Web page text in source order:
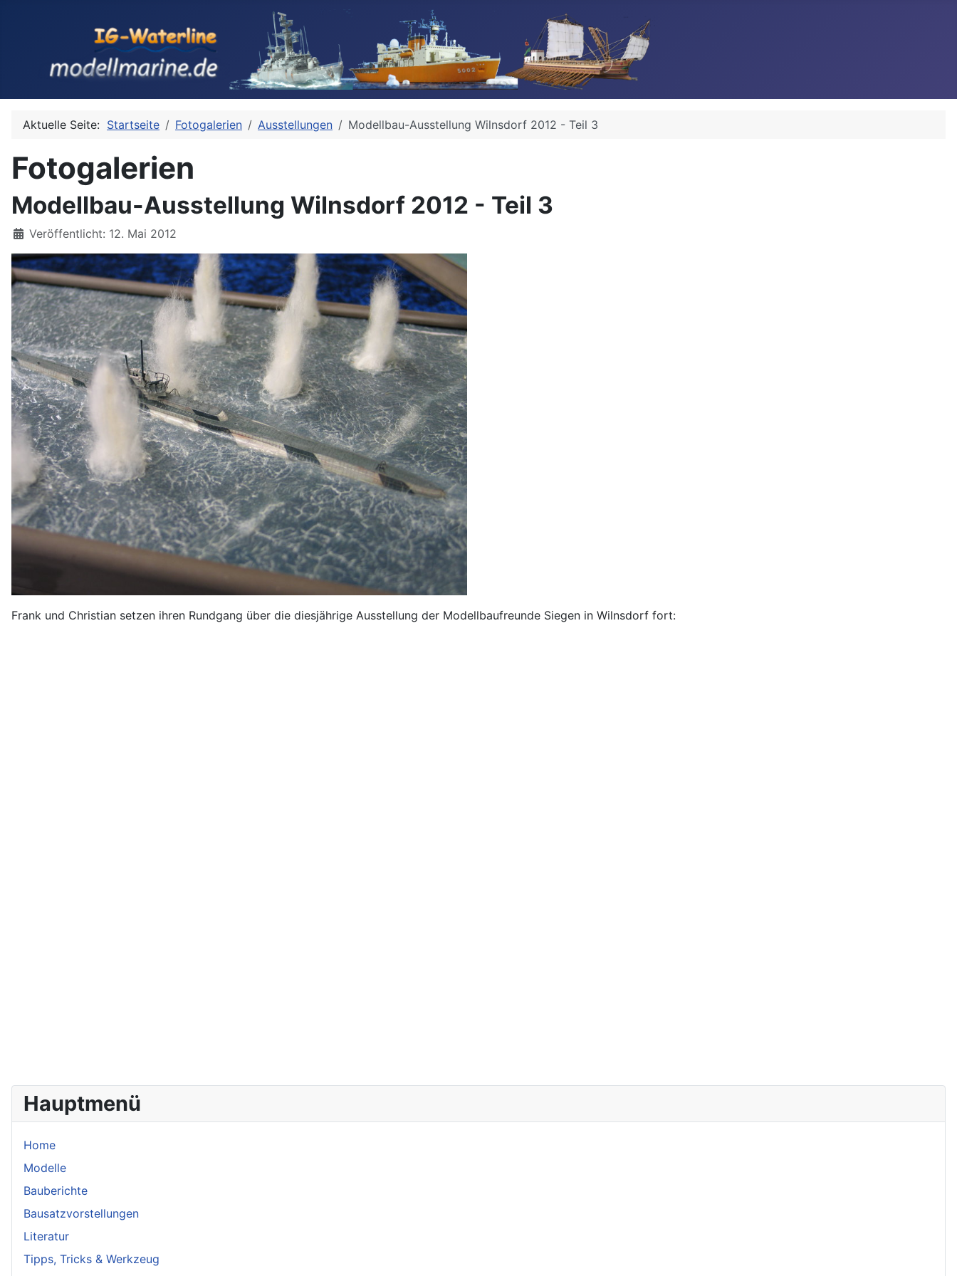
Hauptmenü
Home
Modelle
Bauberichte
Bausatzvorstellungen
Literatur
Tipps, Tricks & Werkzeug
Aktuelle Seite: Startseite Fotogalerien Ausstellungen Modellbau-Ausstellung Wilnsdorf 2012 - Teil 3
Fotogalerien
Modellbau-Ausstellung Wilnsdorf 2012 - Teil 3
Details
Veröffentlicht: 12. Mai 2012
Frank und Christian setzen ihren Rundgang über die diesjährige Ausstellung der Modellbaufreunde Siegen in Wilnsdorf fort: